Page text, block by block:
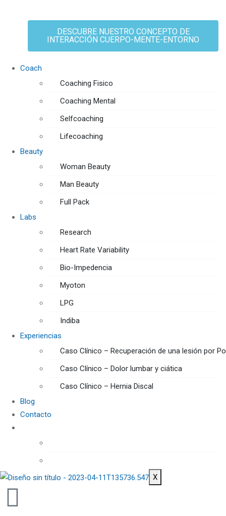
DESCUBRE NUESTRO CONCEPTO DE
INTERACCIÓN CUERPO-MENTE-ENTORNO
Coach
Coaching Fisico
Coaching Mental
Selfcoaching
Lifecoaching
Beauty
Woman Beauty
Man Beauty
Full Pack
Labs
Research
Heart Rate Variability
Bio-Impedencia
Myoton
LPG
Indiba
Experiencias
Caso Clínico – Recuperación de una lesión por
Caso Clínico – Dolor lumbar y ciática
Caso Clínico – Hernia Discal
Blog
Contacto
X